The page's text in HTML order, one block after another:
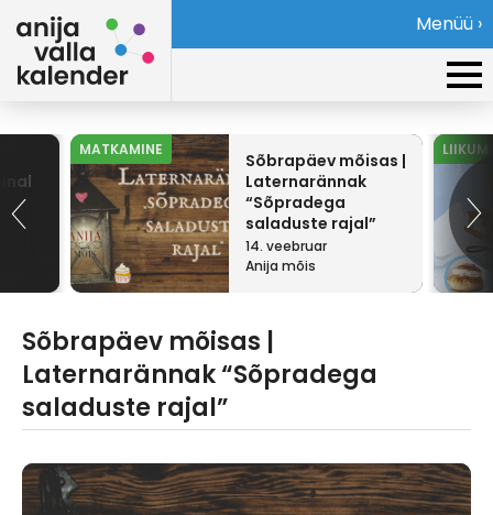
Menüü ›
MATKAMINE
Sõbrapäev mõisas |
Laternarännak
“Sõpradega
saladuste rajal”
14. veebruar
Anija mõis
Sõbrapäev mõisas |
Laternarännak “Sõpradega
saladuste rajal”